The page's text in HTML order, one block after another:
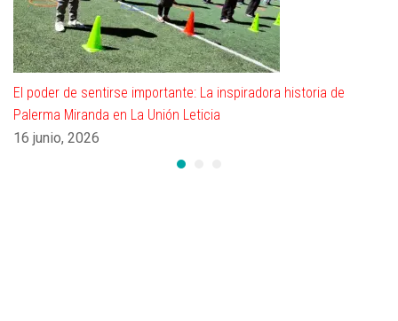
El poder de sentirse importante: La inspiradora historia de
Palerma Miranda en La Unión Leticia
16 junio, 2026